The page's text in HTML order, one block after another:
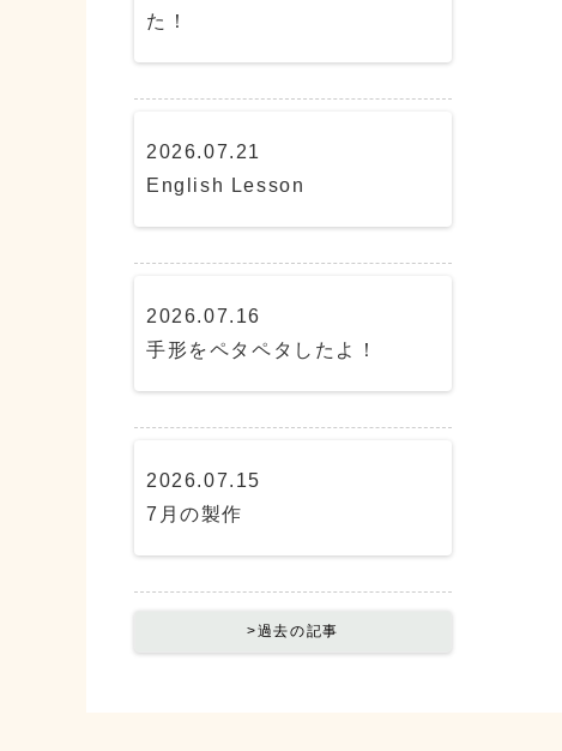
た！
2026.07.21
English Lesson
2026.07.16
手形をペタペタしたよ！
2026.07.15
7月の製作
>過去の記事